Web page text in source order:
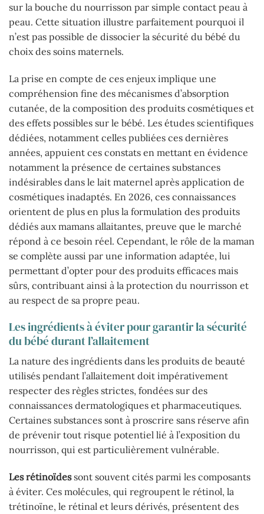
sur la bouche du nourrisson par simple contact peau à
peau. Cette situation illustre parfaitement pourquoi il
n’est pas possible de dissocier la sécurité du bébé du
choix des soins maternels.
La prise en compte de ces enjeux implique une
compréhension fine des mécanismes d’absorption
cutanée, de la composition des produits cosmétiques et
des effets possibles sur le bébé. Les études scientifiques
dédiées, notamment celles publiées ces dernières
années, appuient ces constats en mettant en évidence
notamment la présence de certaines substances
indésirables dans le lait maternel après application de
cosmétiques inadaptés. En 2026, ces connaissances
orientent de plus en plus la formulation des produits
dédiés aux mamans allaitantes, preuve que le marché
répond à ce besoin réel. Cependant, le rôle de la maman
se complète aussi par une information adaptée, lui
permettant d’opter pour des produits efficaces mais
sûrs, contribuant ainsi à la protection du nourrisson et
au respect de sa propre peau.
Les ingrédients à éviter pour garantir la sécurité
du bébé durant l’allaitement
La nature des ingrédients dans les produits de beauté
utilisés pendant l’allaitement doit impérativement
respecter des règles strictes, fondées sur des
connaissances dermatologiques et pharmaceutiques.
Certaines substances sont à proscrire sans réserve afin
de prévenir tout risque potentiel lié à l’exposition du
nourrisson, qui est particulièrement vulnérable.
Les rétinoïdessont souvent cités parmi les composants
à éviter. Ces molécules, qui regroupent le rétinol, la
trétinoïne, le rétinal et leurs dérivés, présentent des